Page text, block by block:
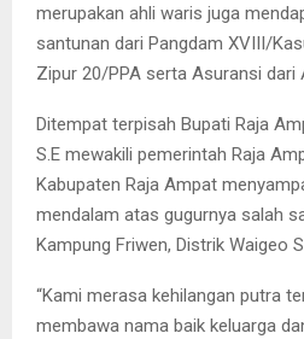
merupakan ahli waris juga
santunan dari Pangdam XVIII/
Zipur 20/PPA serta Asuransi dari
Ditempat terpisah Bupati Raja
S.E mewakili pemerintah Raja
Kabupaten Raja Ampat
mendalam atas gugurnya salah
Kampung Friwen, Distrik Waigeo
“Kami merasa kehilangan putra
membawa nama baik keluarga